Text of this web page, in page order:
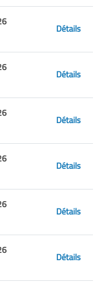
Détails
Détails
Détails
Détails
Détails
Détails